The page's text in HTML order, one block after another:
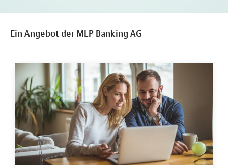
Ein Angebot der MLP Banking AG